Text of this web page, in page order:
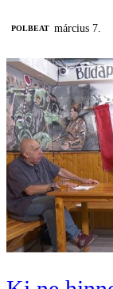
‎POLBEAT március 7.